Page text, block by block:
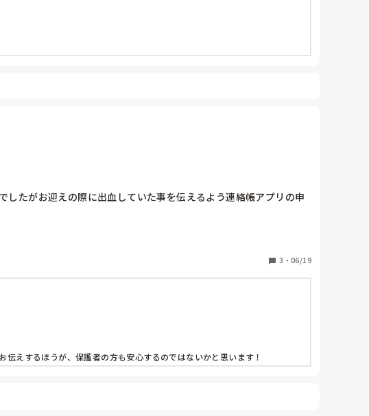
たがお迎えの際に出血していた事を伝えるよう連絡帳アプリの申
3 ・ 06/19
えするほうが、保護者の方も安心するのではないかと思います！